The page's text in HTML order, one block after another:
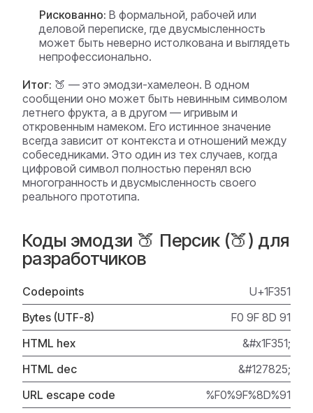
Рискованно: В формальной, рабочей или
деловой переписке, где двусмысленность
может быть неверно истолкована и выглядеть
непрофессионально.
Итог: 🍑 — это эмодзи-хамелеон. В одном
сообщении оно может быть невинным символом
летнего фрукта, а в другом — игривым и
откровенным намеком. Его истинное значение
всегда зависит от контекста и отношений между
собеседниками. Это один из тех случаев, когда
цифровой символ полностью перенял всю
многогранность и двусмысленность своего
реального прототипа.
Коды эмодзи 🍑 Персик (🍑) для
разработчиков
Codepoints
U+1F351
Bytes (UTF-8)
F0 9F 8D 91
HTML hex
&#x1F351;
HTML dec
&#127825;
URL escape code
%F0%9F%8D%91